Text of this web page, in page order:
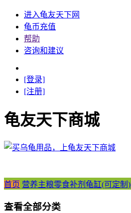
进入龟友天下网
龟币充值
帮助
咨询和建议
[登录]
[注册]
龟友天下商城
首页 营养主粮零食补剂 龟缸(可定制)
查看全部分类